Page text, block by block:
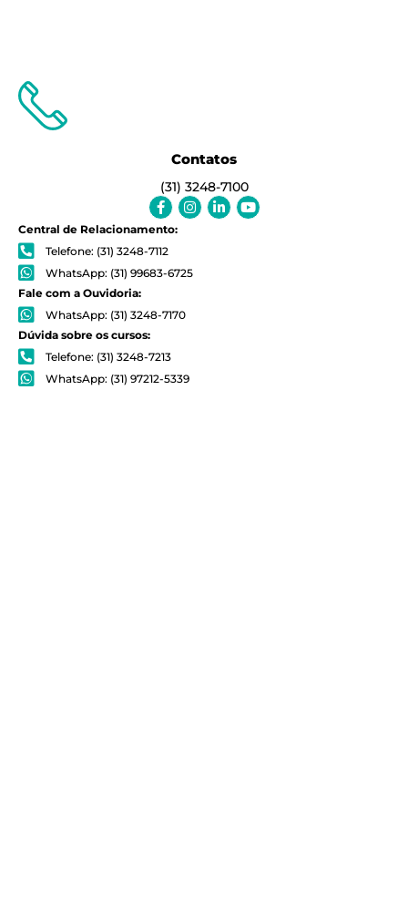
Contatos
(31) 3248-7100
Facebook-
f
Instagram
Linkedin-
in
Youtube
Central de Relacionamento:
Telefone: (31) 3248-7112
WhatsApp: (31) 99683-6725
Fale com a Ouvidoria:
WhatsApp: (31) 3248-7170
Dúvida sobre os cursos:
Telefone: (31) 3248-7213
WhatsApp: (31) 97212-5339